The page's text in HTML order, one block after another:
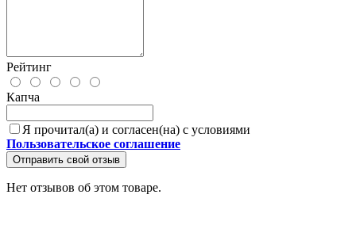
Рейтинг
Капча
Я прочитал(а) и согласен(на) с условиями
Пользовательское соглашение
Отправить свой отзыв
Нет отзывов об этом товаре.